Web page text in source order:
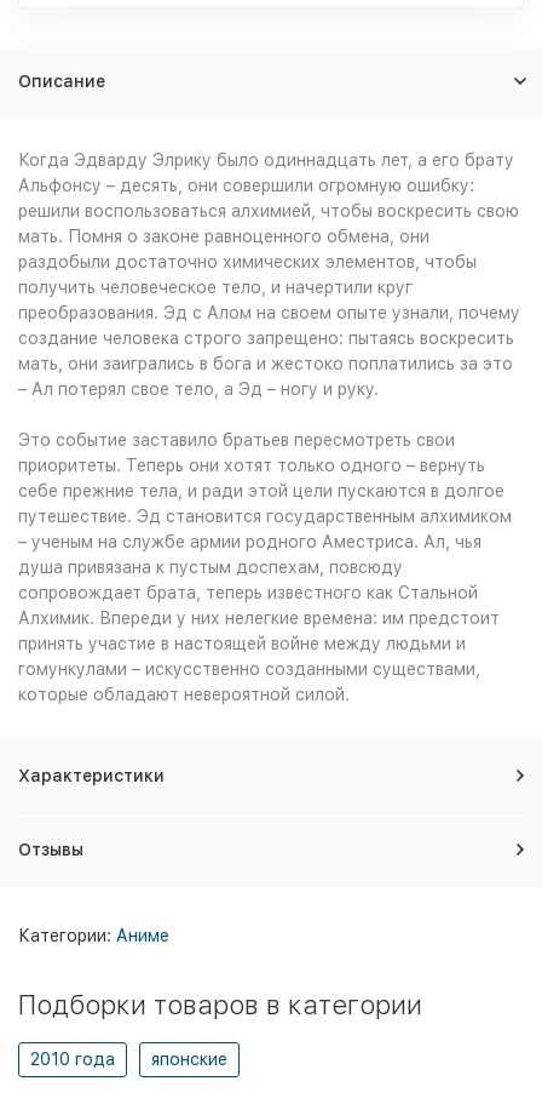
Описание
Когда Эдварду Элрику было одиннадцать лет, а его брату
Альфонсу – десять, они совершили огромную ошибку:
решили воспользоваться алхимией, чтобы воскресить свою
мать. Помня о законе равноценного обмена, они
раздобыли достаточно химических элементов, чтобы
получить человеческое тело, и начертили круг
преобразования. Эд с Алом на своем опыте узнали, почему
создание человека строго запрещено: пытаясь воскресить
мать, они заигрались в бога и жестоко поплатились за это
– Ал потерял свое тело, а Эд – ногу и руку.
Это событие заставило братьев пересмотреть свои
приоритеты. Теперь они хотят только одного – вернуть
себе прежние тела, и ради этой цели пускаются в долгое
путешествие. Эд становится государственным алхимиком
– ученым на службе армии родного Аместриса. Ал, чья
душа привязана к пустым доспехам, повсюду
сопровождает брата, теперь известного как Стальной
Алхимик. Впереди у них нелегкие времена: им предстоит
принять участие в настоящей войне между людьми и
гомункулами – искусственно созданными существами,
которые обладают невероятной силой.
Характеристики
Отзывы
Категории: Аниме
Подборки товаров в категории
2010 года японские